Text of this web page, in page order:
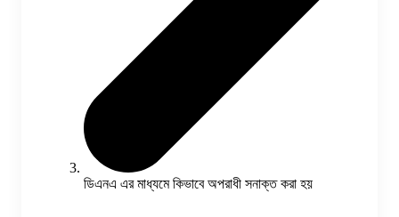
ডিএনএ এর মাধ্যমে কিভাবে অপরাধী সনাক্ত করা হয়